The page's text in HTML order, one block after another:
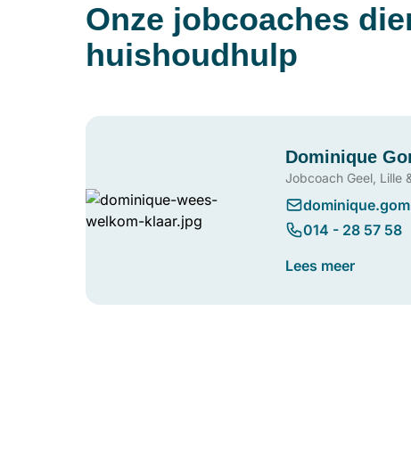
Onze jobcoaches
huishoudhulp
Dominique
Jobcoach Geel, Lille
014 - 28 57 58
Lees meer